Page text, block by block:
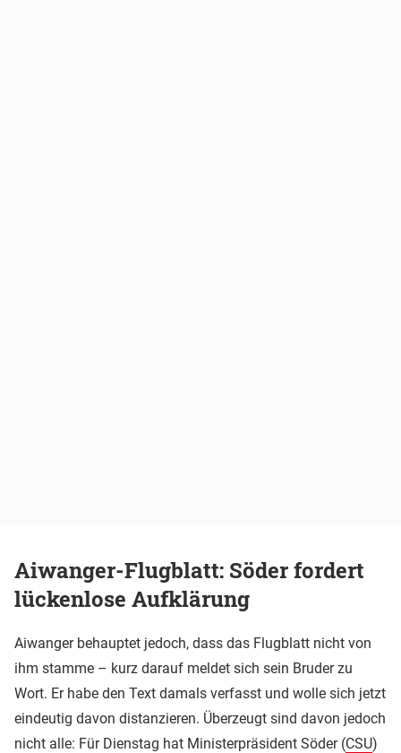
Aiwanger-Flugblatt: Söder fordert
lückenlose Aufklärung
Aiwanger behauptet jedoch, dass das Flugblatt nicht von
ihm stamme – kurz darauf meldet sich sein Bruder zu
Wort. Er habe den Text damals verfasst und wolle sich jetzt
eindeutig davon distanzieren. Überzeugt sind davon jedoch
nicht alle: Für Dienstag hat Ministerpräsident Söder (CSU)